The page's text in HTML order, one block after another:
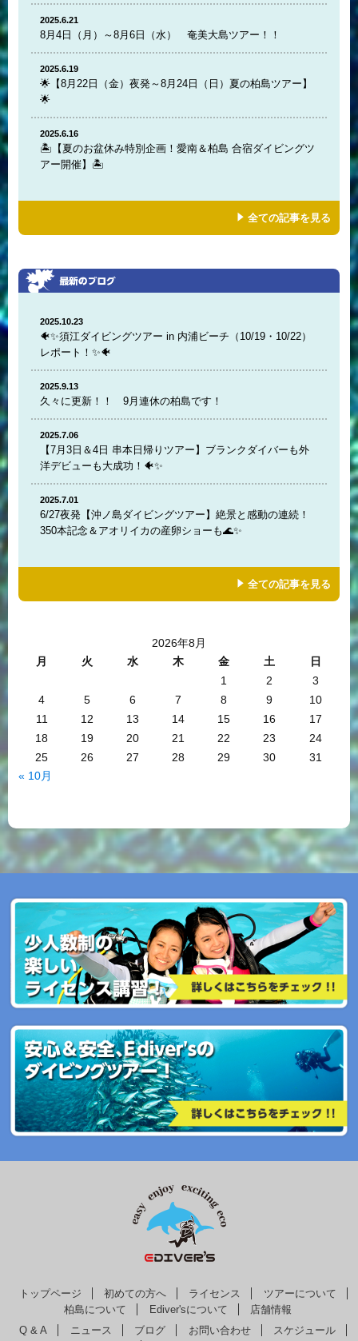
2025.6.21
8月4日（月）～8月6日（水） 奄美大島ツアー！！
2025.6.19
🌟【8月22日（金）夜発～8月24日（日）夏の柏島ツアー】
🌟
2025.6.16
🏝️【夏のお盆休み特別企画！愛南＆柏島 合宿ダイビングツ
アー開催】🏝️
全ての記事を見る
2025.10.23
🐠✨須江ダイビングツアー in 内浦ビーチ（10/19・10/22）
レポート！✨🐠
2025.9.13
久々に更新！！ 9月連休の柏島です！
2025.7.06
【7月3日＆4日 串本日帰りツアー】ブランクダイバーも外
洋デビューも大成功！🐠✨
2025.7.01
6/27夜発【沖ノ島ダイビングツアー】絶景と感動の連続！
350本記念＆アオリイカの産卵ショーも🌊✨
全ての記事を見る
2026年8月
月
火 水 木 金 土
日
1
2
3
4
5 6 7 8 9
10
11
12 13 14 15 16
17
18
19 20 21 22 23
24
25
26 27 28 29 30
31
« 10月
トップページ 初めての方へ ライセンス
ツアーについて
柏島について
Ediver'sについて
店舗情報
Q & A
ニュース ブログ お問い合わせ
スケジュール